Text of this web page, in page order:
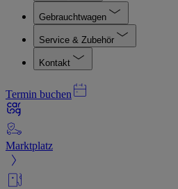
Gebrauchtwagen
Service & Zubehör
Kontakt
Termin buchen
Marktplatz